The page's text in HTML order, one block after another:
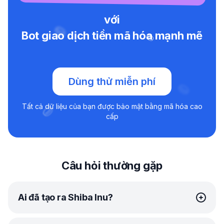
với
Bot giao dịch tiền mã hóa mạnh mẽ
Dùng thử miễn phí
Tất cả dữ liệu của bạn được bảo mật bằng mã hóa cao
cấp
Câu hỏi thường gặp
Ai đã tạo ra Shiba Inu?